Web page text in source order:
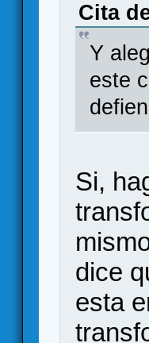
Cita
Y
este
Si,
dice
esta